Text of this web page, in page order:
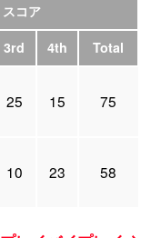
スコア
3rd 4th Total
25 15 75
10 23 58